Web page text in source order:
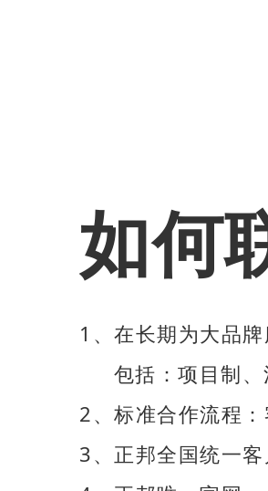
如何
1、在长期为大品
包括：项目制、
2、标准合作流程
3、正邦全国统一客